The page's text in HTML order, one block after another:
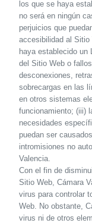
los que se haya
no será en ningún
perjuicios que
accesibilidad al
haya establecido un
del Sitio Web o
desconexiones,
sobrecargas en las
en otros sistemas
funcionamiento; (iii)
necesidades
puedan ser
intromisiones no
Valencia.
Con el fin de
Sitio Web, Cámara
virus para controlar
Web. No obstante,
virus ni de otros